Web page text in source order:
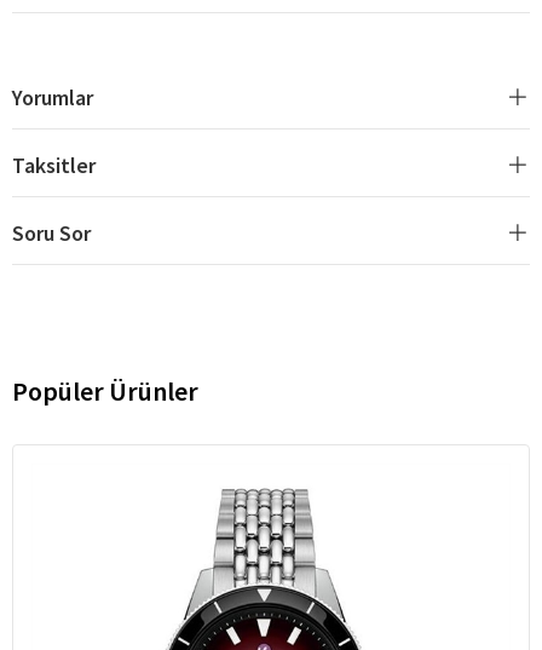
Yorumlar
Taksitler
Soru Sor
Popüler Ürünler